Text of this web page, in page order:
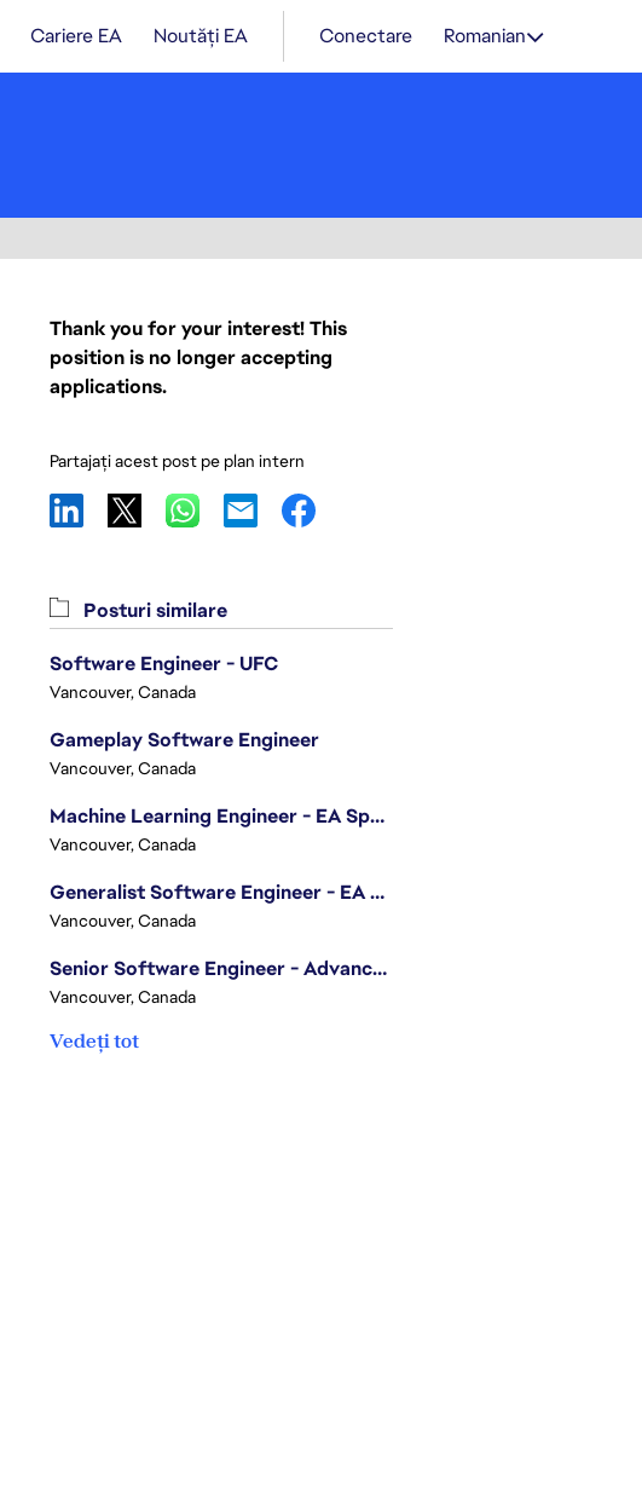
Cariere EA Noutăți EA Conectare Romanian
Thank you for your interest! This
position is no longer accepting
applications.
Partajați acest post pe plan intern
Posturi similare
Software Engineer - UFC
Vancouver, Canada
Gameplay Software Engineer
Vancouver, Canada
Machine Learning Engineer - EA Sports FC
Vancouver, Canada
Generalist Software Engineer - EA Sports FC
Vancouver, Canada
Senior Software Engineer - Advanced Technology Group
Vancouver, Canada
Vedeți tot